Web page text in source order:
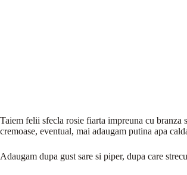
Taiem felii sfecla rosie fiarta impreuna cu
cremoase, eventual, mai adaugam putina apa
Adaugam dupa gust sare si piper, dupa care